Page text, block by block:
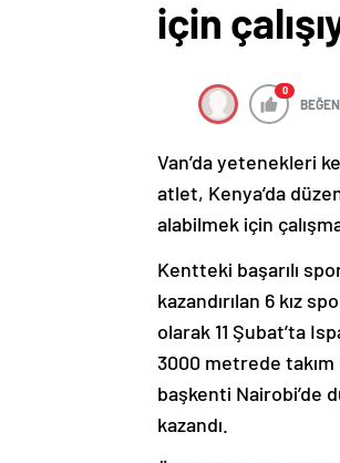
için
0
Van’da yetenekleri
atlet, Kenya’da
alabilmek için
Kentteki başarılı
kazandırılan 6 kız
olarak 11 Şubat’ta
3000 metrede takım
başkenti Nairobi’de
kazandı.